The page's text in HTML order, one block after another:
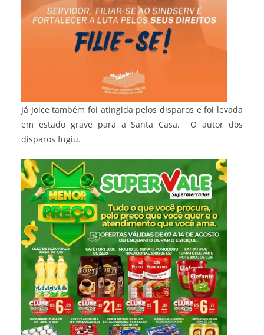
Já Joice também foi atingida pelos disparos e foi levada
em estado grave para a Santa Casa. O autor dos
disparos fugiu.